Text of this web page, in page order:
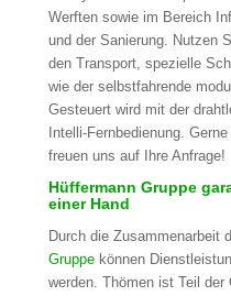
Werften sowie im Bereich
und der Sanierung. Nutzen
den Transport, spezielle
wie der selbstfahrende
Gesteuert wird mit der
Intelli-Fernbedienung.
freuen uns auf Ihre Anfrage!
Hüffermann Gruppe
einer Hand
Durch die Zusammenarbeit
Gruppekönnen
werden. Thömen ist Teil der